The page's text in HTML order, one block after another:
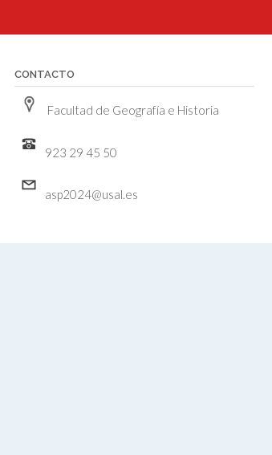
CONTACTO
Facultad de Geografía e Historia
923 29 45 50
asp2024@usal.es